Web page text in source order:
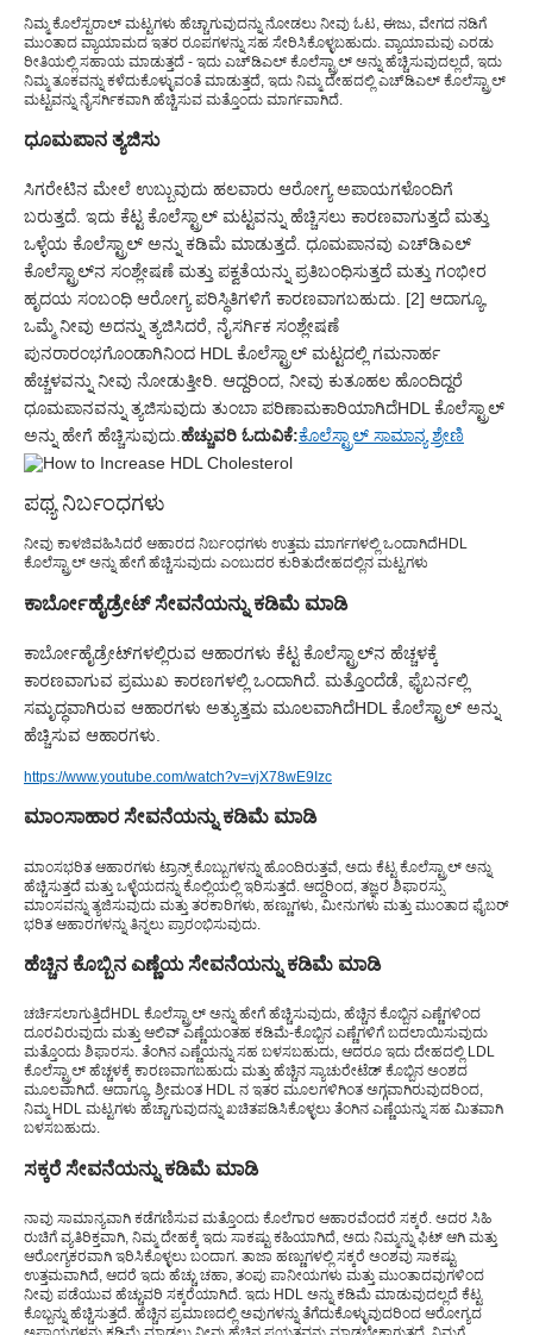
ನಿಮ್ಮ ಕೊಲೆಸ್ಟರಾಲ್ ಮಟ್ಟಗಳು ಹೆಚ್ಚಾಗುವುದನ್ನು ನೋಡಲು ನೀವು ಓಟ, ಈಜು, ವೇಗದ ನಡಿಗೆ
ಮುಂತಾದ ವ್ಯಾಯಾಮದ ಇತರ ರೂಪಗಳನ್ನು ಸಹ ಸೇರಿಸಿಕೊಳ್ಳಬಹುದು. ವ್ಯಾಯಾಮವು ಎರಡು
ರೀತಿಯಲ್ಲಿ ಸಹಾಯ ಮಾಡುತ್ತದೆ - ಇದು ಎಚ್‌ಡಿಎಲ್ ಕೊಲೆಸ್ಟ್ರಾಲ್ ಅನ್ನು ಹೆಚ್ಚಿಸುವುದಲ್ಲದೆ, ಇದು
ನಿಮ್ಮ ತೂಕವನ್ನು ಕಳೆದುಕೊಳ್ಳುವಂತೆ ಮಾಡುತ್ತದೆ, ಇದು ನಿಮ್ಮ ದೇಹದಲ್ಲಿ ಎಚ್‌ಡಿಎಲ್ ಕೊಲೆಸ್ಟ್ರಾಲ್
ಮಟ್ಟವನ್ನು ನೈಸರ್ಗಿಕವಾಗಿ ಹೆಚ್ಚಿಸುವ ಮತ್ತೊಂದು ಮಾರ್ಗವಾಗಿದೆ.
ಧೂಮಪಾನ ತ್ಯಜಿಸು
ಸಿಗರೇಟಿನ ಮೇಲೆ ಉಬ್ಬುವುದು ಹಲವಾರು ಆರೋಗ್ಯ ಅಪಾಯಗಳೊಂದಿಗೆ
ಬರುತ್ತದೆ. ಇದು ಕೆಟ್ಟ ಕೊಲೆಸ್ಟ್ರಾಲ್ ಮಟ್ಟವನ್ನು ಹೆಚ್ಚಿಸಲು ಕಾರಣವಾಗುತ್ತದೆ ಮತ್ತು
ಒಳ್ಳೆಯ ಕೊಲೆಸ್ಟ್ರಾಲ್ ಅನ್ನು ಕಡಿಮೆ ಮಾಡುತ್ತದೆ. ಧೂಮಪಾನವು ಎಚ್‌ಡಿಎಲ್
ಕೊಲೆಸ್ಟ್ರಾಲ್‌ನ ಸಂಶ್ಲೇಷಣೆ ಮತ್ತು ಪಕ್ವತೆಯನ್ನು ಪ್ರತಿಬಂಧಿಸುತ್ತದೆ ಮತ್ತು ಗಂಭೀರ
ಹೃದಯ ಸಂಬಂಧಿ ಆರೋಗ್ಯ ಪರಿಸ್ಥಿತಿಗಳಿಗೆ ಕಾರಣವಾಗಬಹುದು. [2] ಆದಾಗ್ಯೂ,
ಒಮ್ಮೆ ನೀವು ಅದನ್ನು ತ್ಯಜಿಸಿದರೆ, ನೈಸರ್ಗಿಕ ಸಂಶ್ಲೇಷಣೆ
ಪುನರಾರಂಭಗೊಂಡಾಗಿನಿಂದ HDL ಕೊಲೆಸ್ಟ್ರಾಲ್ ಮಟ್ಟದಲ್ಲಿ ಗಮನಾರ್ಹ
ಹೆಚ್ಚಳವನ್ನು ನೀವು ನೋಡುತ್ತೀರಿ. ಆದ್ದರಿಂದ, ನೀವು ಕುತೂಹಲ ಹೊಂದಿದ್ದರೆ
ಧೂಮಪಾನವನ್ನು ತ್ಯಜಿಸುವುದು ತುಂಬಾ ಪರಿಣಾಮಕಾರಿಯಾಗಿದೆHDL ಕೊಲೆಸ್ಟ್ರಾಲ್
ಅನ್ನು ಹೇಗೆ ಹೆಚ್ಚಿಸುವುದು.ಹೆಚ್ಚುವರಿ ಓದುವಿಕೆ:ಕೊಲೆಸ್ಟ್ರಾಲ್ ಸಾಮಾನ್ಯ ಶ್ರೇಣಿ
ಪಥ್ಯ ನಿರ್ಬಂಧಗಳು
ನೀವು ಕಾಳಜಿವಹಿಸಿದರೆ ಆಹಾರದ ನಿರ್ಬಂಧಗಳು ಉತ್ತಮ ಮಾರ್ಗಗಳಲ್ಲಿ ಒಂದಾಗಿದೆHDL
ಕೊಲೆಸ್ಟ್ರಾಲ್ ಅನ್ನು ಹೇಗೆ ಹೆಚ್ಚಿಸುವುದು ಎಂಬುದರ ಕುರಿತುದೇಹದಲ್ಲಿನ ಮಟ್ಟಗಳು
ಕಾರ್ಬೋಹೈಡ್ರೇಟ್ ಸೇವನೆಯನ್ನು ಕಡಿಮೆ ಮಾಡಿ
ಕಾರ್ಬೋಹೈಡ್ರೇಟ್‌ಗಳಲ್ಲಿರುವ ಆಹಾರಗಳು ಕೆಟ್ಟ ಕೊಲೆಸ್ಟ್ರಾಲ್‌ನ ಹೆಚ್ಚಳಕ್ಕೆ
ಕಾರಣವಾಗುವ ಪ್ರಮುಖ ಕಾರಣಗಳಲ್ಲಿ ಒಂದಾಗಿದೆ. ಮತ್ತೊಂದೆಡೆ, ಫೈಬರ್ನಲ್ಲಿ
ಸಮೃದ್ಧವಾಗಿರುವ ಆಹಾರಗಳು ಅತ್ಯುತ್ತಮ ಮೂಲವಾಗಿದೆHDL ಕೊಲೆಸ್ಟ್ರಾಲ್ ಅನ್ನು
ಹೆಚ್ಚಿಸುವ ಆಹಾರಗಳು.
https://www.youtube.com/watch?v=vjX78wE9Izc
ಮಾಂಸಾಹಾರ ಸೇವನೆಯನ್ನು ಕಡಿಮೆ ಮಾಡಿ
ಮಾಂಸಭರಿತ ಆಹಾರಗಳು ಟ್ರಾನ್ಸ್ ಕೊಬ್ಬುಗಳನ್ನು ಹೊಂದಿರುತ್ತವೆ, ಅದು ಕೆಟ್ಟ ಕೊಲೆಸ್ಟ್ರಾಲ್ ಅನ್ನು
ಹೆಚ್ಚಿಸುತ್ತದೆ ಮತ್ತು ಒಳ್ಳೆಯದನ್ನು ಕೊಲ್ಲಿಯಲ್ಲಿ ಇರಿಸುತ್ತದೆ. ಆದ್ದರಿಂದ, ತಜ್ಞರ ಶಿಫಾರಸ್ಸು
ಮಾಂಸವನ್ನು ತ್ಯಜಿಸುವುದು ಮತ್ತು ತರಕಾರಿಗಳು, ಹಣ್ಣುಗಳು, ಮೀನುಗಳು ಮತ್ತು ಮುಂತಾದ ಫೈಬರ್
ಭರಿತ ಆಹಾರಗಳನ್ನು ತಿನ್ನಲು ಪ್ರಾರಂಭಿಸುವುದು.
ಹೆಚ್ಚಿನ ಕೊಬ್ಬಿನ ಎಣ್ಣೆಯ ಸೇವನೆಯನ್ನು ಕಡಿಮೆ ಮಾಡಿ
ಚರ್ಚಿಸಲಾಗುತ್ತಿದೆHDL ಕೊಲೆಸ್ಟ್ರಾಲ್ ಅನ್ನು ಹೇಗೆ ಹೆಚ್ಚಿಸುವುದು, ಹೆಚ್ಚಿನ ಕೊಬ್ಬಿನ ಎಣ್ಣೆಗಳಿಂದ
ದೂರವಿರುವುದು ಮತ್ತು ಆಲಿವ್ ಎಣ್ಣೆಯಂತಹ ಕಡಿಮೆ-ಕೊಬ್ಬಿನ ಎಣ್ಣೆಗಳಿಗೆ ಬದಲಾಯಿಸುವುದು
ಮತ್ತೊಂದು ಶಿಫಾರಸು. ತೆಂಗಿನ ಎಣ್ಣೆಯನ್ನು ಸಹ ಬಳಸಬಹುದು, ಆದರೂ ಇದು ದೇಹದಲ್ಲಿ LDL
ಕೊಲೆಸ್ಟ್ರಾಲ್ ಹೆಚ್ಚಳಕ್ಕೆ ಕಾರಣವಾಗಬಹುದು ಮತ್ತು ಹೆಚ್ಚಿನ ಸ್ಯಾಚುರೇಟೆಡ್ ಕೊಬ್ಬಿನ ಅಂಶದ
ಮೂಲವಾಗಿದೆ. ಆದಾಗ್ಯೂ, ಶ್ರೀಮಂತ HDL ನ ಇತರ ಮೂಲಗಳಿಗಿಂತ ಅಗ್ಗವಾಗಿರುವುದರಿಂದ,
ನಿಮ್ಮ HDL ಮಟ್ಟಗಳು ಹೆಚ್ಚಾಗುವುದನ್ನು ಖಚಿತಪಡಿಸಿಕೊಳ್ಳಲು ತೆಂಗಿನ ಎಣ್ಣೆಯನ್ನು ಸಹ ಮಿತವಾಗಿ
ಬಳಸಬಹುದು.
ಸಕ್ಕರೆ ಸೇವನೆಯನ್ನು ಕಡಿಮೆ ಮಾಡಿ
ನಾವು ಸಾಮಾನ್ಯವಾಗಿ ಕಡೆಗಣಿಸುವ ಮತ್ತೊಂದು ಕೊಲೆಗಾರ ಆಹಾರವೆಂದರೆ ಸಕ್ಕರೆ. ಅದರ ಸಿಹಿ
ರುಚಿಗೆ ವ್ಯತಿರಿಕ್ತವಾಗಿ, ನಿಮ್ಮ ದೇಹಕ್ಕೆ ಇದು ಸಾಕಷ್ಟು ಕಹಿಯಾಗಿದೆ, ಅದು ನಿಮ್ಮನ್ನು ಫಿಟ್ ಆಗಿ ಮತ್ತು
ಆರೋಗ್ಯಕರವಾಗಿ ಇರಿಸಿಕೊಳ್ಳಲು ಬಂದಾಗ. ತಾಜಾ ಹಣ್ಣುಗಳಲ್ಲಿ ಸಕ್ಕರೆ ಅಂಶವು ಸಾಕಷ್ಟು
ಉತ್ತಮವಾಗಿದೆ, ಆದರೆ ಇದು ಹೆಚ್ಚು ಚಹಾ, ತಂಪು ಪಾನೀಯಗಳು ಮತ್ತು ಮುಂತಾದವುಗಳಿಂದ
ನೀವು ಪಡೆಯುವ ಹೆಚ್ಚುವರಿ ಸಕ್ಕರೆಯಾಗಿದೆ. ಇದು HDL ಅನ್ನು ಕಡಿಮೆ ಮಾಡುವುದಲ್ಲದೆ ಕೆಟ್ಟ
ಕೊಬ್ಬನ್ನು ಹೆಚ್ಚಿಸುತ್ತದೆ. ಹೆಚ್ಚಿನ ಪ್ರಮಾಣದಲ್ಲಿ ಅವುಗಳನ್ನು ತೆಗೆದುಕೊಳ್ಳುವುದರಿಂದ ಆರೋಗ್ಯದ